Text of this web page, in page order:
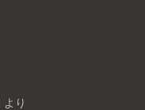
より